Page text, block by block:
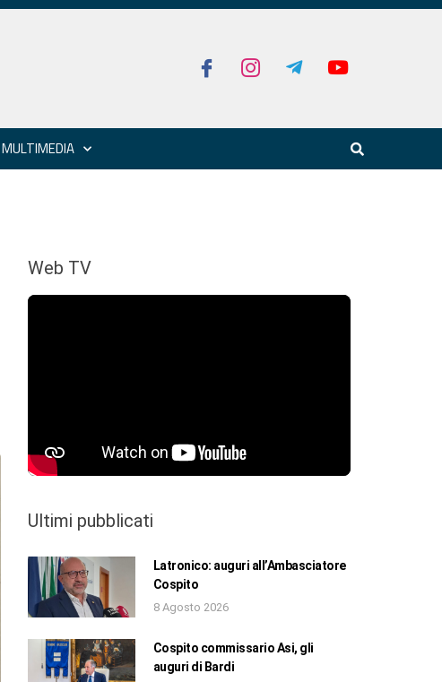
MULTIMEDIA
Web TV
Ultimi pubblicati
Latronico: auguri all’Ambasciatore
Cospito
8 Agosto 2026
Cospito commissario Asi, gli
auguri di Bardi